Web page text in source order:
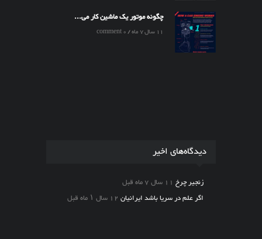
چگونه موتور یک ماشین کار می...
11 سال 7 ماه / 0 comment
اگر علم در سریا باشد ایرانیان12 سال ۱ ماه قبل